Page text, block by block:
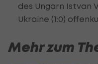
des Ungarn Istvan
Ukraine (1:0)
Mehr zum